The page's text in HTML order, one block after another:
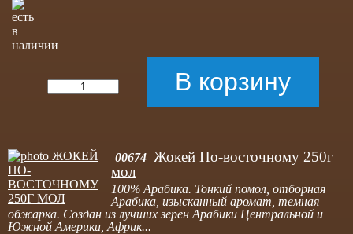
00674 Жокей По-восточному 250г
мол
100% Арабика. Тонкий помол, отборная
Арабика, изысканный аромат, темная
обжарка. Создан из лучших зерен Арабики Центральной и
Южной Америки, Африк...